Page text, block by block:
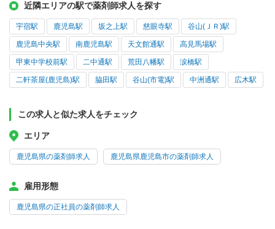
近隣エリアの駅で薬剤師求人を探す
宇宿駅 鹿児島駅 坂之上駅 慈眼寺駅 谷山(ＪＲ)駅
鹿児島中央駅 南鹿児島駅 天文館通駅 高見馬場駅
甲東中学校前駅 二中通駅 荒田八幡駅 涙橋駅
二軒茶屋(鹿児島)駅 脇田駅 谷山(市電)駅 中洲通駅 広木駅
この求人と似た求人をチェック
エリア
鹿児島県の薬剤師求人 鹿児島県鹿児島市の薬剤師求人
雇用形態
鹿児島県の正社員の薬剤師求人